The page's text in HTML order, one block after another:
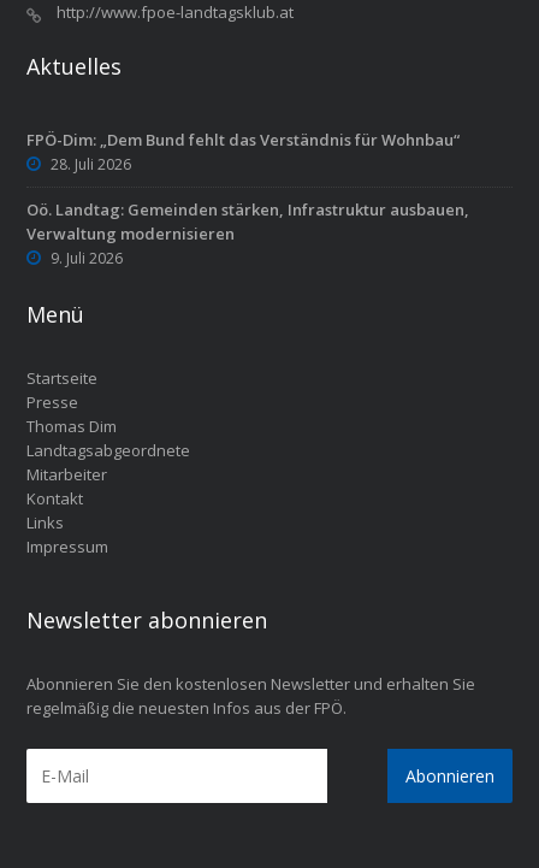
http://www.fpoe-landtagsklub.at
Aktuelles
FPÖ-Dim: „Dem Bund fehlt das Verständnis für Wohnbau“
28. Juli 2026
Oö. Landtag: Gemeinden stärken, Infrastruktur ausbauen,
Verwaltung modernisieren
9. Juli 2026
Menü
Startseite
Presse
Thomas Dim
Landtagsabgeordnete
Mitarbeiter
Kontakt
Links
Impressum
Newsletter abonnieren
Abonnieren Sie den kostenlosen Newsletter und erhalten Sie
regelmäßig die neuesten Infos aus der FPÖ.